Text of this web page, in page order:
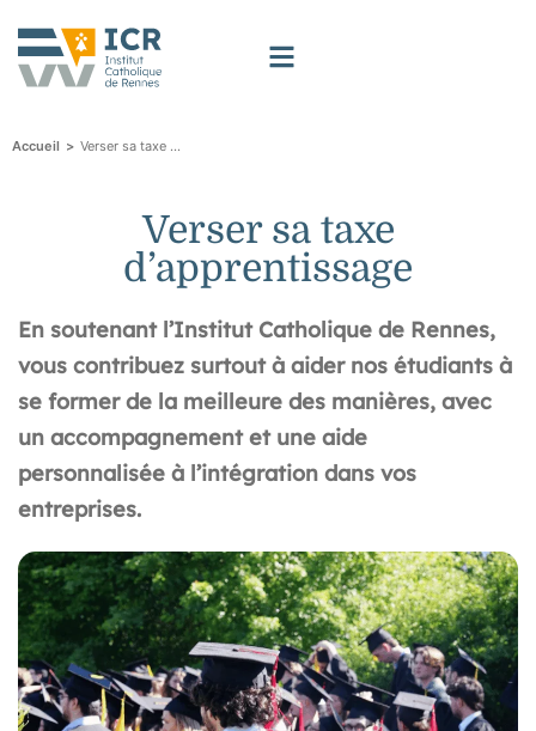
Accueil > Verser sa taxe d’apprentissage
Verser sa taxe
d’apprentissage
En soutenant l’Institut Catholique de Rennes,
vous contribuez surtout à aider nos étudiants à
se former de la meilleure des manières, avec
un accompagnement et une aide
personnalisée à l’intégration dans vos
entreprises.